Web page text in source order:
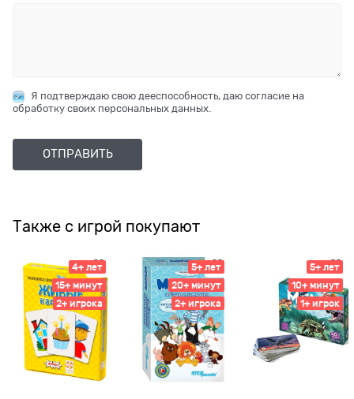
Я подтверждаю свою дееспособность, даю согласие на
обработку своих персональных данных.
Также с игрой покупают
4+ лет
15+ минут
2+ игрока
5+ лет
20+ минут
2+ игрока
5+ лет
10+ минут
1+ игрок